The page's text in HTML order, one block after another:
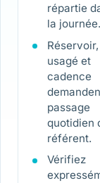
répartie
la journée.
usagé et
cadence
passage
quotidien
référent.
Vérifiez